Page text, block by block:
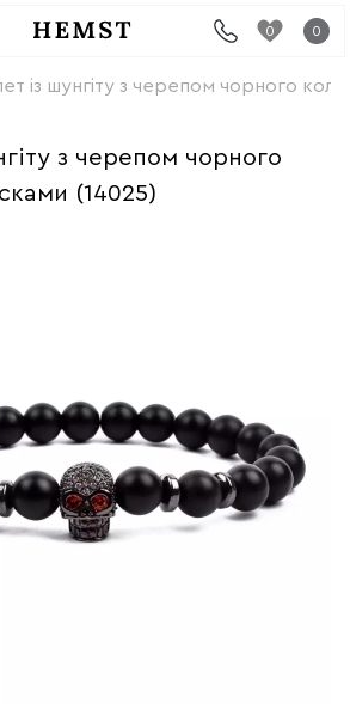
0 0
із шунгіту з черепом чорного
з черепом чорного
(14025)